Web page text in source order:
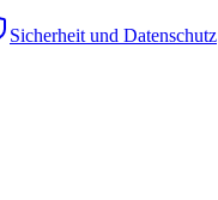
Sicherheit und Datenschutz